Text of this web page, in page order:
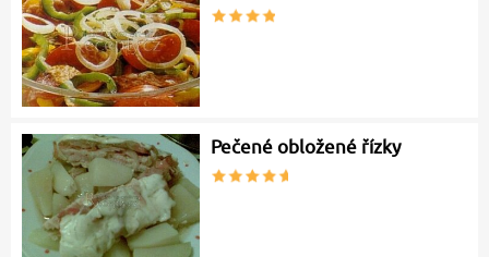
Pečené obložené řízky